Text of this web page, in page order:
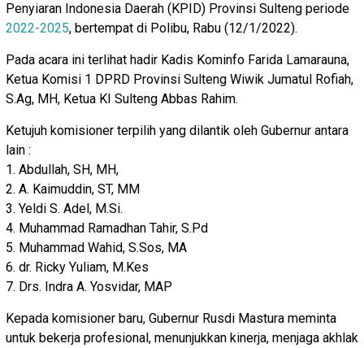
Penyiaran Indonesia Daerah (KPID) Provinsi Sulteng periode
2022-2025, bertempat di Polibu, Rabu (12/1/2022).
Pada acara ini terlihat hadir Kadis Kominfo Farida Lamarauna,
Ketua Komisi 1 DPRD Provinsi Sulteng Wiwik Jumatul Rofiah,
S.Ag, MH, Ketua KI Sulteng Abbas Rahim.
Ketujuh komisioner terpilih yang dilantik oleh Gubernur antara
lain :
1. Abdullah, SH, MH,
2. A. Kaimuddin, ST, MM
3. Yeldi S. Adel, M.Si.
4. Muhammad Ramadhan Tahir, S.Pd
5. Muhammad Wahid, S.Sos, MA
6. dr. Ricky Yuliam, M.Kes
7. Drs. Indra A. Yosvidar, MAP
Kepada komisioner baru, Gubernur Rusdi Mastura meminta
untuk bekerja profesional, menunjukkan kinerja, menjaga akhlak